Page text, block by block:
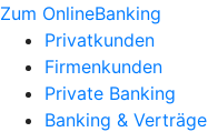
Zum OnlineBanking
Privatkunden
Firmenkunden
Private Banking
Banking & Verträge